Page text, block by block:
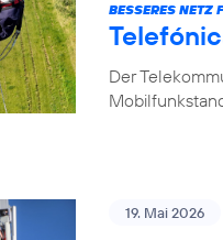
BESSERES NETZ
Der
19. Mai 2026